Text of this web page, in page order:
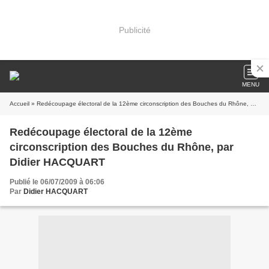
Publicité
MENU
Accueil » Redécoupage électoral de la 12ème circonscription des Bouches du Rhône, par Didier HACQUART
Redécoupage électoral de la 12ème
circonscription des Bouches du Rhône, par
Didier HACQUART
Publié le 06/07/2009 à 06:06
Par Didier HACQUART